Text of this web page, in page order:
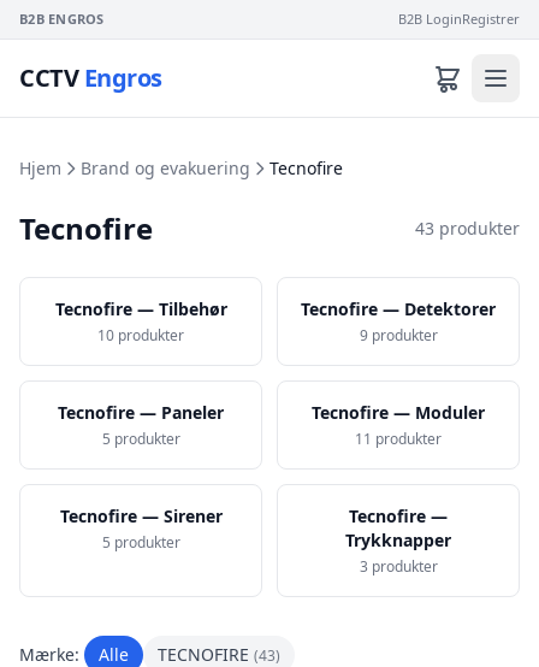
B2B ENGROS B2B LoginRegistrer
CCTVEngros
Hjem Brand og evakuering Tecnofire
Tecnofire 43 produkter
Tecnofire — Tilbehør
10 produkter
Tecnofire — Detektorer
9 produkter
Tecnofire — Paneler
5 produkter
Tecnofire — Moduler
11 produkter
Tecnofire — Sirener
5 produkter
Tecnofire —
Trykknapper
3 produkter
Mærke: Alle TECNOFIRE (43)